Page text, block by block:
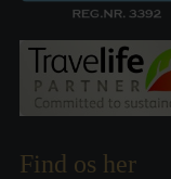
Find os her